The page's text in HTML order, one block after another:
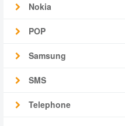
Nokia
POP
Samsung
SMS
Telephone